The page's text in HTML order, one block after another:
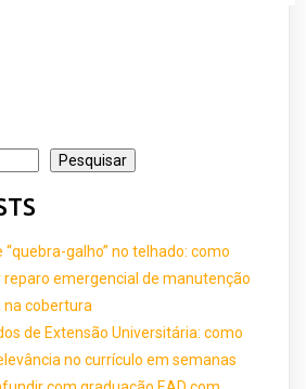
Pesquisar
“quebra-galho” no telhado: como
reparo emergencial de manutenção
cobertura
de Extensão Universitária: como
no currículo em semanas